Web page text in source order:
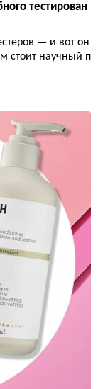
тестирован
— и вот он
стоит научный п